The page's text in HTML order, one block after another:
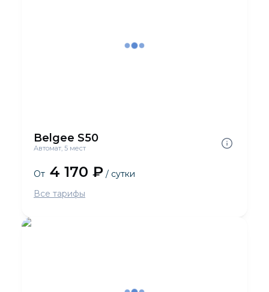
Belgee S50
Автомат, 5 мест
От 4 170 ₽ / сутки
Все тарифы